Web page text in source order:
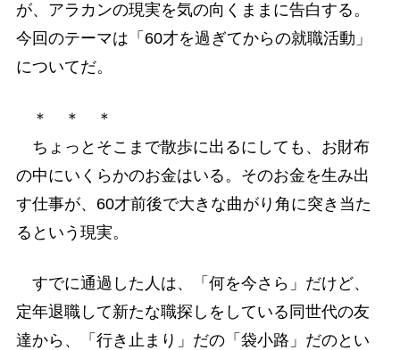
が、アラカンの現実を気の向くままに告白する。
今回のテーマは「60才を過ぎてからの就職活動」
についてだ。
＊ ＊ ＊
ちょっとそこまで散歩に出るにしても、お財布
の中にいくらかのお金はいる。そのお金を生み出
す仕事が、60才前後で大きな曲がり角に突き当た
るという現実。
すでに通過した人は、「何を今さら」だけど、
定年退職して新たな職探しをしている同世代の友
達から、「行き止まり」だの「袋小路」だのとい